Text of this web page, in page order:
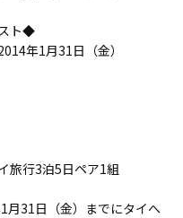
ト◆
年1月31日（金）
旅行3泊5日ペア1組
月31日（金）までにタイへ